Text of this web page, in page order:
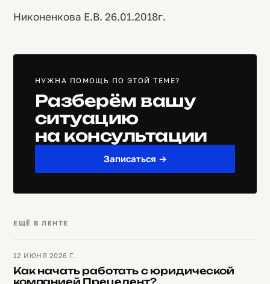
Никоненкова Е.В. 26.01.2018г.
НУЖНА ПОМОЩЬ ПО ЭТОЙ ТЕМЕ?
Разберём вашу
ситуацию
на консультации
Записаться →
ЕЩЁ В ЛЕНТЕ
12 ИЮНЯ 2026 Г.
Как начать работать с юридической
компанией Прецедент?